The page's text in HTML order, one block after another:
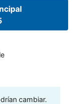
cambiar.